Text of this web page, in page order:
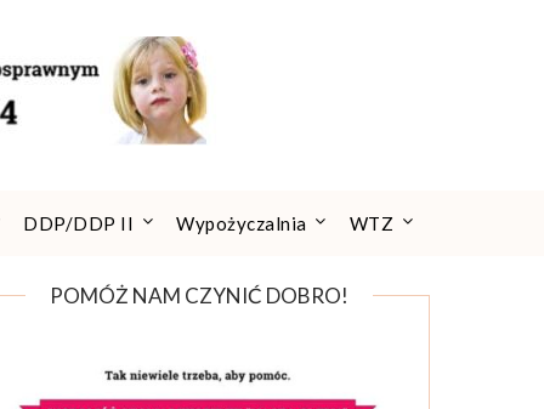
DDP/DDP II Wypożyczalnia WTZ
POMÓŻ NAM CZYNIĆ DOBRO!